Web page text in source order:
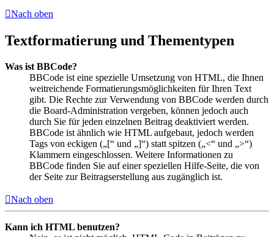
Nach oben
Textformatierung und Thementypen
Was ist BBCode?
BBCode ist eine spezielle Umsetzung von HTML, die Ihnen
weitreichende Formatierungsmöglichkeiten für Ihren Text
gibt. Die Rechte zur Verwendung von BBCode werden durch
die Board-Administration vergeben, können jedoch auch
durch Sie für jeden einzelnen Beitrag deaktiviert werden.
BBCode ist ähnlich wie HTML aufgebaut, jedoch werden
Tags von eckigen („[“ und „]“) statt spitzen („<“ und „>“)
Klammern eingeschlossen. Weitere Informationen zu
BBCode finden Sie auf einer speziellen Hilfe-Seite, die von
der Seite zur Beitragserstellung aus zugänglich ist.
Nach oben
Kann ich HTML benutzen?